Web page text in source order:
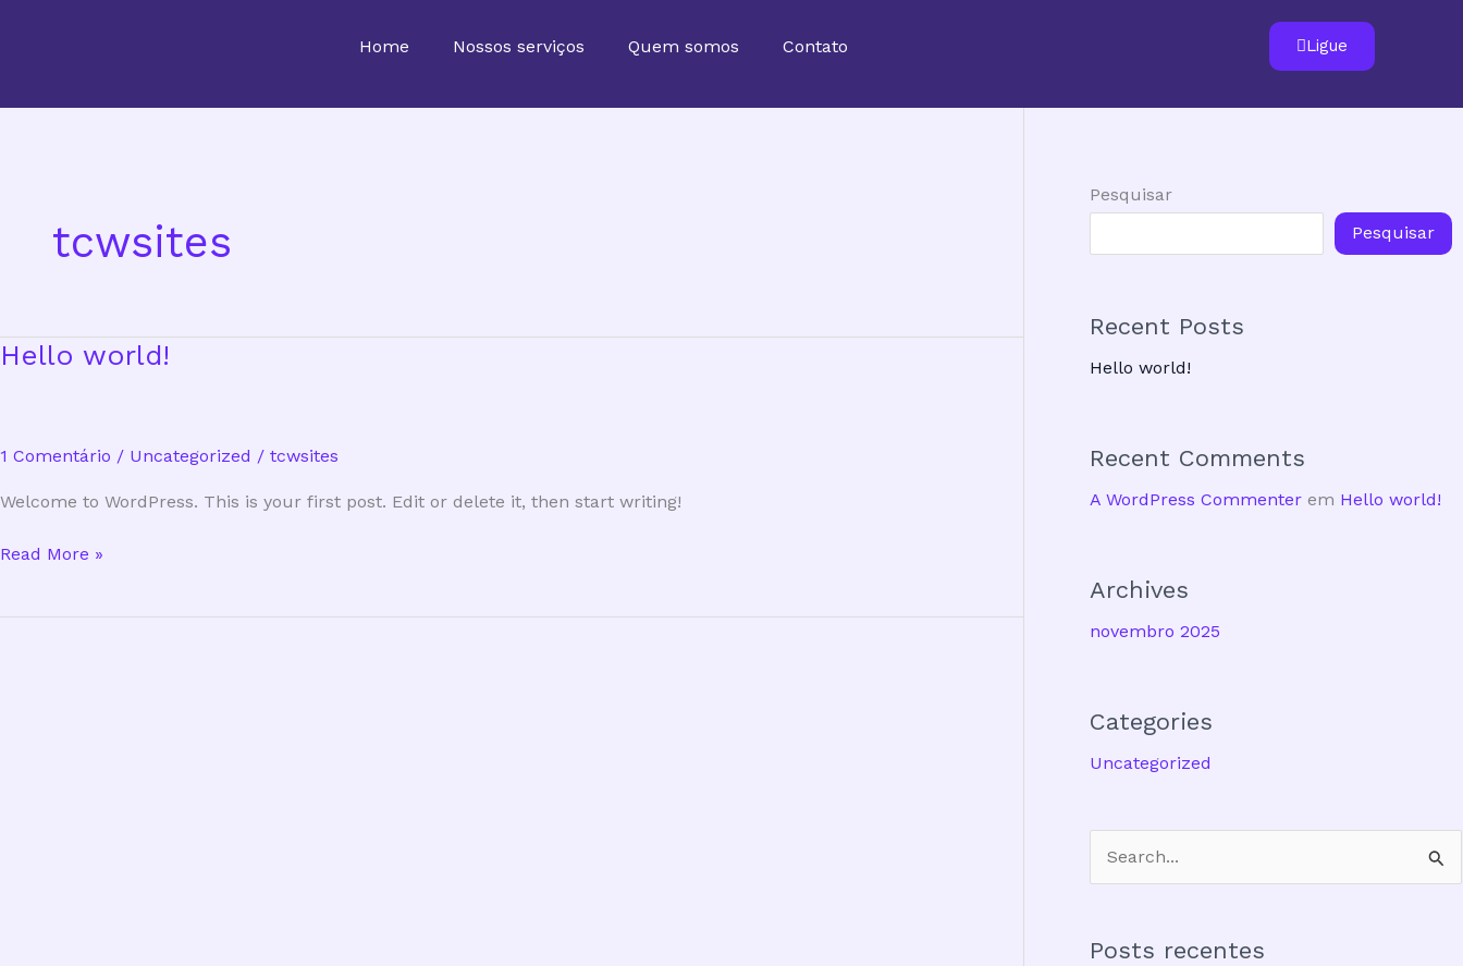
Home Nossos serviços Quem somos Contato Ligue
tcwsites
Hello world!
1 Comentário / Uncategorized / tcwsites
Welcome to WordPress. This is your first post. Edit or delete it, then start writing!
Hello
Read More »
Pesquisar
Pesquisar
Recent Posts
Hello world!
Recent Comments
A WordPress Commenterem Hello world!
Archives
novembro 2025
Categories
Uncategorized
Posts recentes